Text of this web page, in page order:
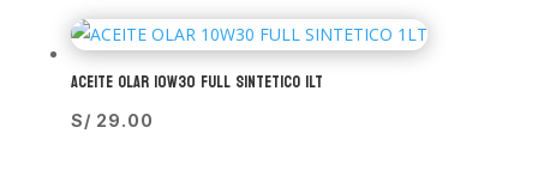
ACEITE OLAR 10W30 FULL SINTETICO 1LT
S/ 29.00